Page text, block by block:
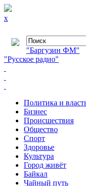
x
"Баргузин ФМ"
"Русское радио"
Политика и
Бизнес
Происшествия
Общество
Cпорт
Здоровье
Культура
Город живёт
Байкал
Чайный путь